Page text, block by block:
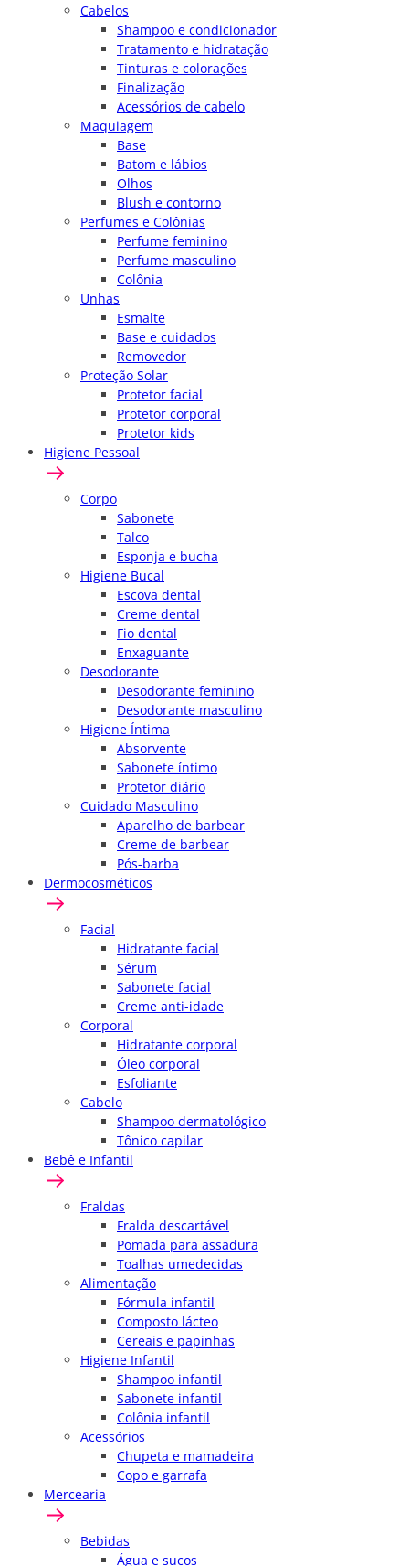
Cabelos
Shampoo e condicionador
Tratamento e hidratação
Tinturas e colorações
Finalização
Acessórios de cabelo
Maquiagem
Base
Batom e lábios
Olhos
Blush e contorno
Perfumes e Colônias
Perfume feminino
Perfume masculino
Colônia
Unhas
Esmalte
Base e cuidados
Removedor
Proteção Solar
Protetor facial
Protetor corporal
Protetor kids
Higiene Pessoal
Corpo
Sabonete
Talco
Esponja e bucha
Higiene Bucal
Escova dental
Creme dental
Fio dental
Enxaguante
Desodorante
Desodorante feminino
Desodorante masculino
Higiene Íntima
Absorvente
Sabonete íntimo
Protetor diário
Cuidado Masculino
Aparelho de barbear
Creme de barbear
Pós-barba
Dermocosméticos
Facial
Hidratante facial
Sérum
Sabonete facial
Creme anti-idade
Corporal
Hidratante corporal
Óleo corporal
Esfoliante
Cabelo
Shampoo dermatológico
Tônico capilar
Bebê e Infantil
Fraldas
Fralda descartável
Pomada para assadura
Toalhas umedecidas
Alimentação
Fórmula infantil
Composto lácteo
Cereais e papinhas
Higiene Infantil
Shampoo infantil
Sabonete infantil
Colônia infantil
Acessórios
Chupeta e mamadeira
Copo e garrafa
Mercearia
Bebidas
Água e sucos